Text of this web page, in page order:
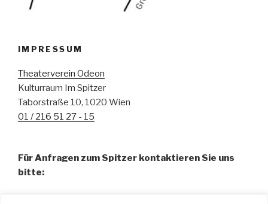
IMPRESSUM
Theaterverein Odeon
Kulturraum Im Spitzer
Taborstraße 10, 1020 Wien
01 / 216 51 27 - 15
Für Anfragen zum Spitzer kontaktieren Sie uns
bitte: